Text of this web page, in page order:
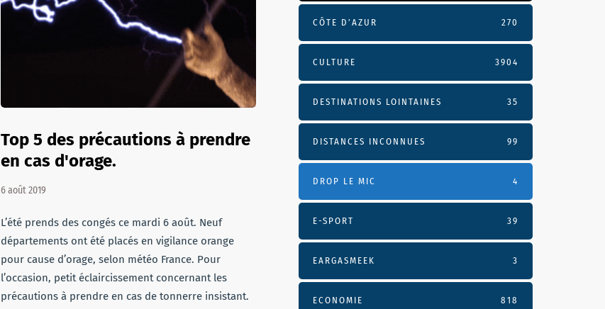
Top 5 des précautions à prendre
en cas d'orage.
6 août 2019
L’été prends des congés ce mardi 6 août. Neuf
départements ont été placés en vigilance orange
pour cause d’orage, selon météo France. Pour
l’occasion, petit éclaircissement concernant les
précautions à prendre en cas de tonnerre insistant.
CÔTE D’AZUR 270
CULTURE 3904
DESTINATIONS LOINTAINES 35
DISTANCES INCONNUES 99
DROP LE MIC 4
E-SPORT 39
EARGASMEEK 3
ECONOMIE 818